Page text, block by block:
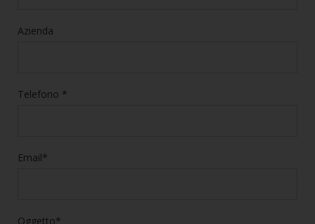
Azienda
Telefono *
Email*
Oggetto*